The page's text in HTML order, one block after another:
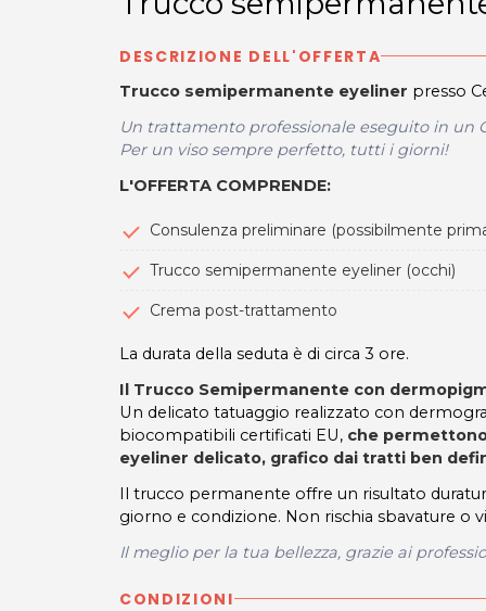
DESCRIZIONE DELL'OFFERTA
Trucco semipermanente eyeliner presso
Un trattamento professionale eseguito in un
Per un viso sempre perfetto, tutti i giorni!
L'OFFERTA COMPRENDE:
Consulenza preliminare (possibilmente
Trucco semipermanente eyeliner (occhi)
Crema post-trattamento
La durata della seduta è di circa 3 ore.
Il Trucco Semipermanente con
Un delicato tatuaggio realizzato con
biocompatibili certificati EU, che
eyeliner delicato, grafico dai tratti ben
Il trucco permanente offre un risultato
giorno e condizione. Non rischia sbavature o
Il meglio per la tua bellezza, grazie ai
CONDIZIONI